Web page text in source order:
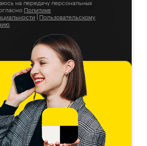
на передачу персональных
Политике
Пользовательскому